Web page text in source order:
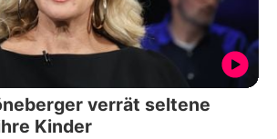
verrät seltene
Kinder